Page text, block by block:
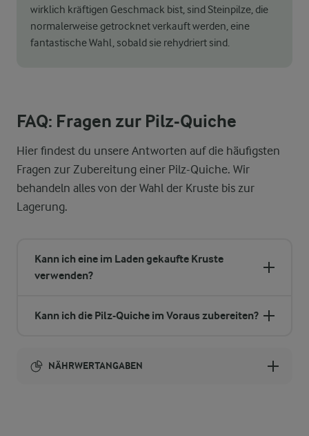
wirklich kräftigen Geschmack bist, sind Steinpilze, die
normalerweise getrocknet verkauft werden, eine
fantastische Wahl, sobald sie rehydriert sind.
FAQ: Fragen zur Pilz-Quiche
Hier findest du unsere Antworten auf die häufigsten
Fragen zur Zubereitung einer Pilz-Quiche. Wir
behandeln alles von der Wahl der Kruste bis zur
Lagerung.
Kann ich eine im Laden gekaufte Kruste
verwenden?
Kann ich die Pilz-Quiche im Voraus zubereiten?
NÄHRWERTANGABEN